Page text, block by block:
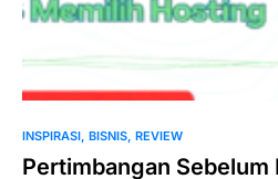
INSPIRASI BISNIS REVIEW
Pertimbangan Sebelum